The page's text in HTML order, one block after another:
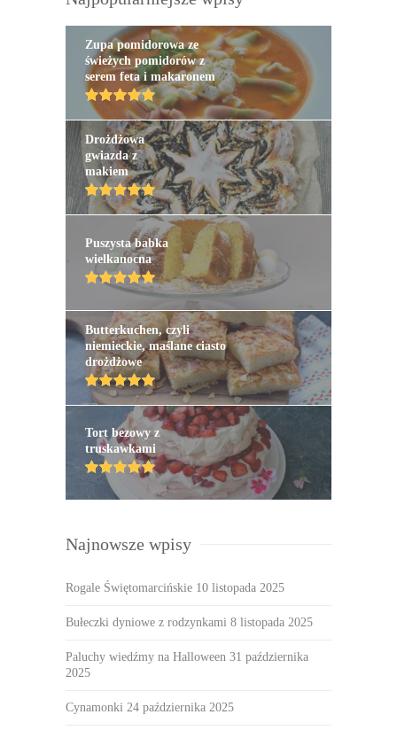
Zupa pomidorowa ze
świeżych pomidorów z
serem feta i makaronem
Drożdżowa
gwiazda z
makiem
Puszysta babka
wielkanocna
Butterkuchen, czyli
niemieckie, maślane ciasto
drożdżowe
Tort bezowy z
truskawkami
Najnowsze wpisy
Rogale Świętomarcińskie 10 listopada 2025
Bułeczki dyniowe z rodzynkami 8 listopada 2025
Paluchy wiedźmy na Halloween 31 października
2025
Cynamonki 24 października 2025